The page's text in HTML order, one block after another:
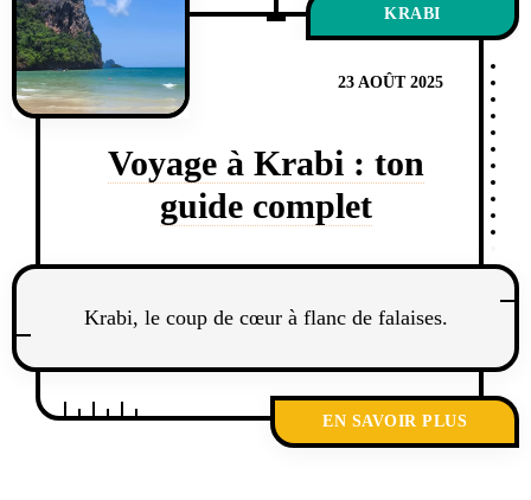
KRABI
23 AOÛT 2025
Voyage à Krabi : ton
guide complet
Krabi, le coup de cœur à flanc de falaises.
EN SAVOIR PLUS